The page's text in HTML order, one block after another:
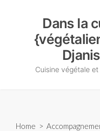
Dans la
Cuisine végétale
Home >